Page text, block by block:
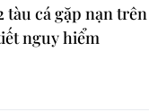
tàu cá gặp nạn trên
nguy hiểm